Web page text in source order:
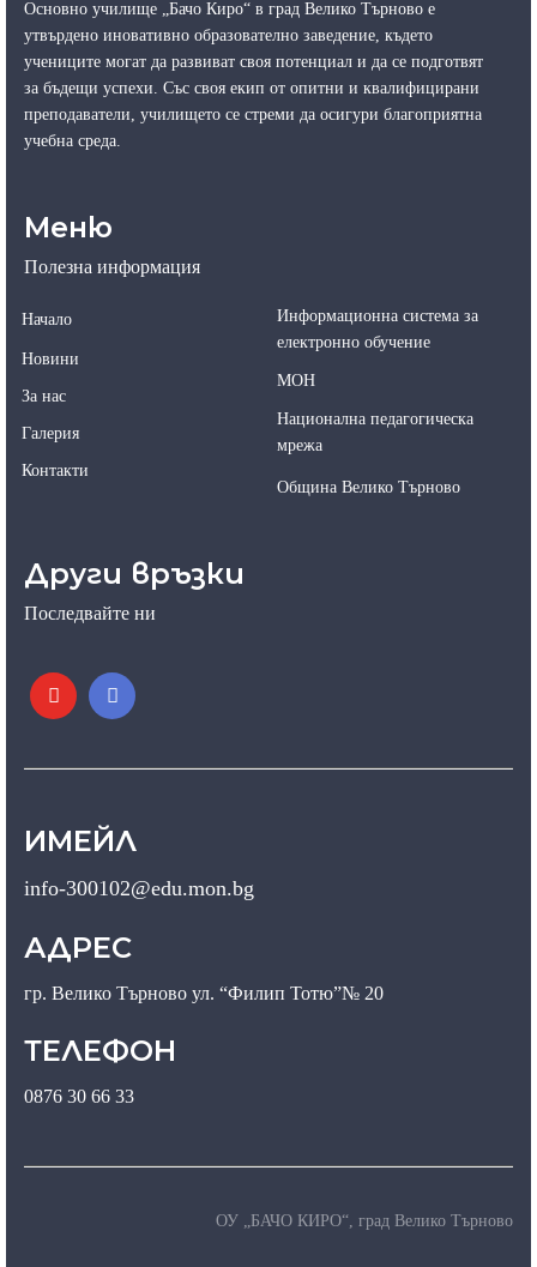
Основно училище „Бачо Киро“ в град Велико Търново е
утвърдено иновативно образователно заведение, където
учениците могат да развиват своя потенциал и да се подготвят
за бъдещи успехи. Със своя екип от опитни и квалифицирани
преподаватели, училището се стреми да осигури благоприятна
учебна среда.
Меню
Полезна информация
Начало
Новини
За нас
Галерия
Контакти
Информационна система за
електронно обучение
МОН
Национална педагогическа
мрежа
Община Велико Търново
Други връзки
Последвайте ни
ИМЕЙЛ
info-300102@edu.mon.bg
АДРЕС
гр. Велико Търново ул. “Филип Тотю”№ 20
ТЕЛЕФОН
0876 30 66 33
ОУ „БАЧО КИРО“, град Велико Търново